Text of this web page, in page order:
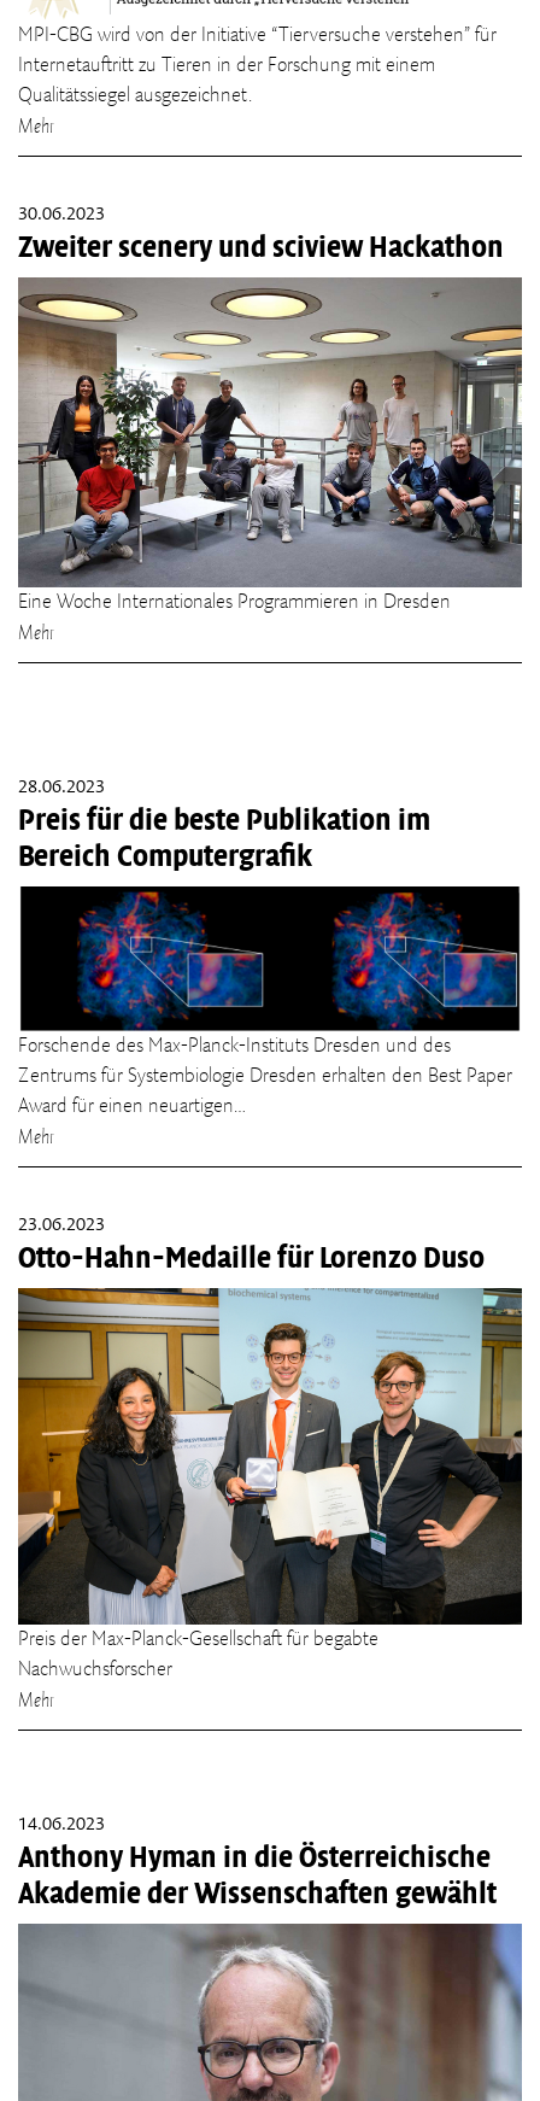
MPI-CBG wird von der Initiative “Tierversuche verstehen” für
Internetauftritt zu Tieren in der Forschung mit einem
Qualitätssiegel ausgezeichnet.
Mehr
30.06.2023
Zweiter scenery und sciview Hackathon
Eine Woche Internationales Programmieren in Dresden
Mehr
28.06.2023
Preis für die beste Publikation im
Bereich Computergrafik
Forschende des Max-Planck-Instituts Dresden und des
Zentrums für Systembiologie Dresden erhalten den Best Paper
Award für einen neuartigen…
Mehr
23.06.2023
Otto-Hahn-Medaille für Lorenzo Duso
Preis der Max-Planck-Gesellschaft für begabte
Nachwuchsforscher
Mehr
14.06.2023
Anthony Hyman in die Österreichische
Akademie der Wissenschaften gewählt